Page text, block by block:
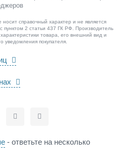
справочный характер и не является
пунктом 2 статьи 437 ГК РФ. Производитель
товара, его внешний вид и
уведомления покупателя.
СравнитьОтложить
- ответьте на несколько